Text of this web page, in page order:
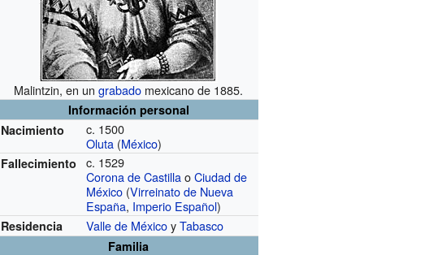
Malintzin, en ungrabado mexicano de 1885.
Información personal
Nacimiento
c. 1500
Oluta (México)
Fallecimiento
c. 1529
Corona de CastillaoCiudad de
México (Virreinato de Nueva
España, Imperio Español)
Residencia Valle de MéxicoyTabasco
Familia